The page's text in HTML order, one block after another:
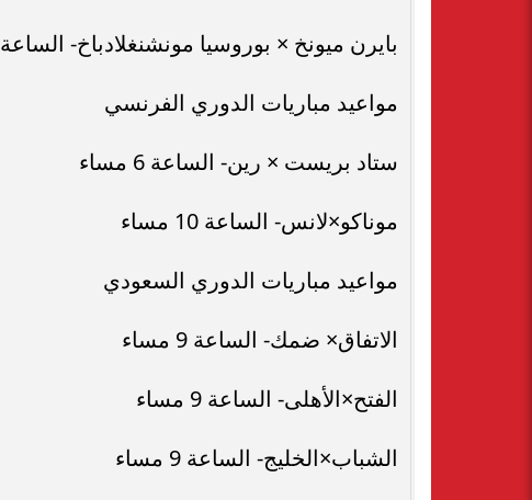
بايرن ميونخ × بوروسيا مونشنغلادباخ- الساعة 6:30 مساء
مواعيد مباريات الدوري الفرنسي
ستاد بريست × رين- الساعة 6 مساء
موناكو×لانس- الساعة 10 مساء
مواعيد مباريات الدوري السعودي
الاتفاق× ضمك- الساعة 9 مساء
الفتح×الأهلى- الساعة 9 مساء
الشباب×الخليج- الساعة 9 مساء